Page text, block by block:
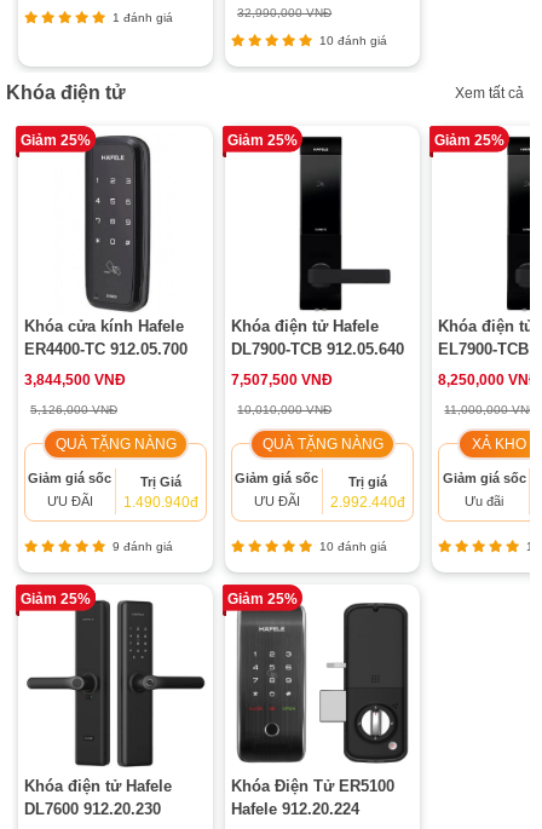
1 đánh giá 32,990,000 VNĐ
10 đánh giá
Khóa điện tử Xem tất cả
Giảm 25%
Khóa cửa kính Hafele
ER4400-TC 912.05.700
3,844,500 VNĐ
5,126,000 VNĐ
QUÀ TẶNG NÀNG
Giảm giá sốc
ƯU ĐÃI
Trị Giá
1.490.940đ
9 đánh giá
Giảm 25%
Khóa điện tử Hafele
DL7900-TCB 912.05.640
7,507,500 VNĐ
10,010,000 VNĐ
QUÀ TẶNG NÀNG
Giảm giá sốc
ƯU ĐÃI
Trị giá
2.992.440đ
10 đánh giá
Giảm 25%
Khóa điện tử
EL7900-TCB
8,250,000 VNĐ
11,000,000 VNĐ
XẢ KHO
Giảm giá sốc
Ưu đãi
Giảm 25%
Khóa điện tử Hafele
DL7600 912.20.230
Giảm 25%
Khóa Điện Tử ER5100
Hafele 912.20.224